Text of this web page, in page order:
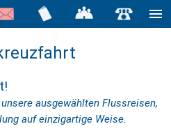
ausgewählten Flussreisen,
auf einzigartige Weise.